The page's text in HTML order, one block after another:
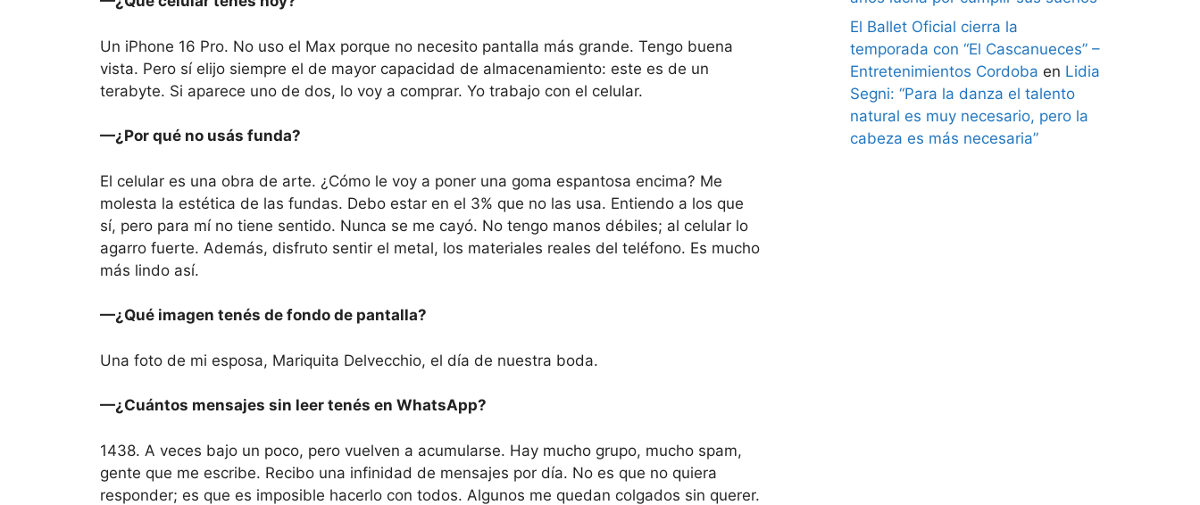
Un iPhone 16 Pro. No uso el Max porque no necesito pantalla más grande. Tengo buena
vista. Pero sí elijo siempre el de mayor capacidad de almacenamiento: este es de un
terabyte. Si aparece uno de dos, lo voy a comprar. Yo trabajo con el celular.
—¿Por qué no usás funda?
El celular es una obra de arte. ¿Cómo le voy a poner una goma espantosa encima? Me
molesta la estética de las fundas. Debo estar en el 3% que no las usa. Entiendo a los que
sí, pero para mí no tiene sentido. Nunca se me cayó. No tengo manos débiles; al celular lo
agarro fuerte. Además, disfruto sentir el metal, los materiales reales del teléfono. Es mucho
más lindo así.
—¿Qué imagen tenés de fondo de pantalla?
Una foto de mi esposa, Mariquita Delvecchio, el día de nuestra boda.
—¿Cuántos mensajes sin leer tenés en WhatsApp?
1438. A veces bajo un poco, pero vuelven a acumularse. Hay mucho grupo, mucho spam,
gente que me escribe. Recibo una infinidad de mensajes por día. No es que no quiera
responder; es que es imposible hacerlo con todos. Algunos me quedan colgados sin querer.
El Ballet Oficial cierra la
temporada con “El Cascanueces” –
Entretenimientos Cordoba en Lidia
Segni: “Para la danza el talento
natural es muy necesario, pero la
cabeza es más necesaria”